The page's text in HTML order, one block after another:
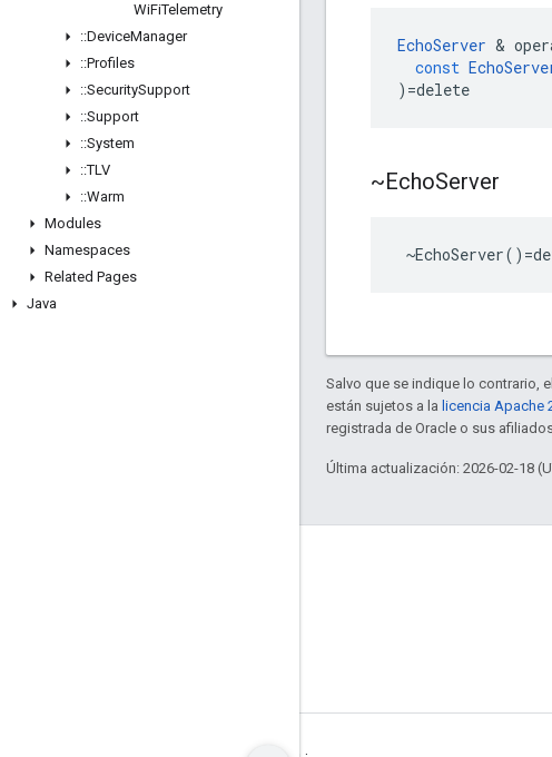
WiFiTelemetry
::DeviceManager
::Profiles
::SecuritySupport
::Support
::System
::TLV
::Warm
Modules
Namespaces
Related Pages
Java
EchoServer &
const
) =delete
~EchoServer
Salvo que se indique lo contrario,
están sujetos a la licencia Apache
registrada de Oracle o sus
Última actualización: 2026-02-18